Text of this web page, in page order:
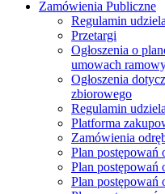
Zamówienia Publiczne
Regulamin
Przetargi
Ogłoszenia o
umowach
Ogłoszenia
zbiorowego
Regulamin
Platforma
Zamówienia
Plan postępowań
Plan postępowań
Plan postępowań